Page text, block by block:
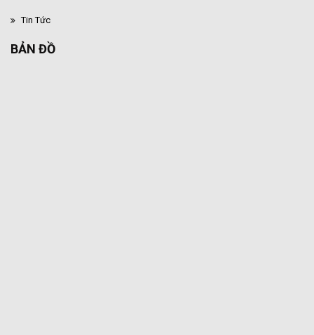
Tin Tức
BẢN ĐỒ